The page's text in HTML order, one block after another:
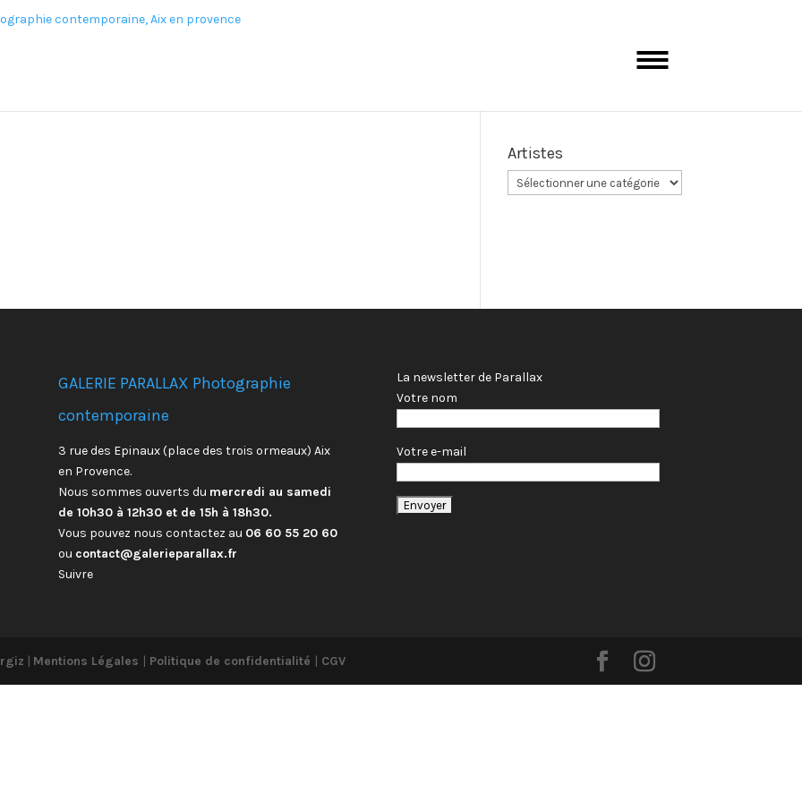
Artistes
GALERIE PARALLAX Photographie
contemporaine
3 rue des Epinaux (place des trois ormeaux) Aix
en Provence.
Nous sommes ouverts du mercredi au samedi
de 10h30 à 12h30 et de 15h à 18h30.
Vous pouvez nous contactez au 06 60 55 20 60
ou contact@galerieparallax.fr
Suivre
La newsletter de Parallax
Votre nom
Votre e-mail
| Mentions Légales | Politique de confidentialité | CGV